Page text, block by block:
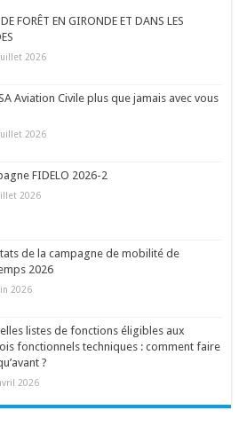
FORÊT EN GIRONDE ET DANS LES
2026
Aviation Civile plus que jamais avec vous
2026
FIDELO 2026-2
2026
de la campagne de mobilité de
2026
2026
listes de fonctions éligibles aux
fonctionnels techniques : comment faire
?
2026